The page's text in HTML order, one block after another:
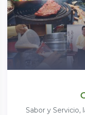
Sabor y Servicio,